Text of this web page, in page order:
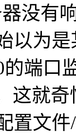
没有
以为
端口
这就
置文件